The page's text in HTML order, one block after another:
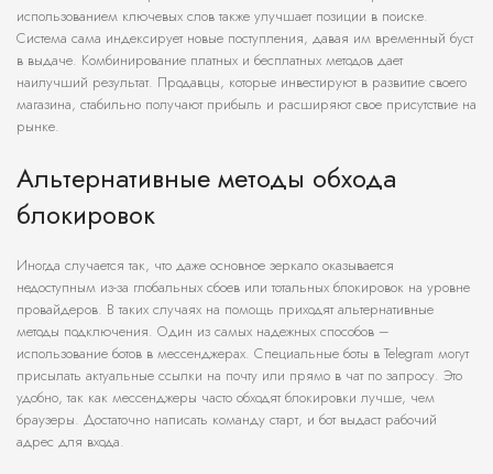
использованием ключевых слов также улучшает позиции в поиске.
Система сама индексирует новые поступления, давая им временный буст
в выдаче. Комбинирование платных и бесплатных методов дает
наилучший результат. Продавцы, которые инвестируют в развитие своего
магазина, стабильно получают прибыль и расширяют свое присутствие на
рынке.
Альтернативные методы обхода
блокировок
Иногда случается так, что даже основное зеркало оказывается
недоступным из-за глобальных сбоев или тотальных блокировок на уровне
провайдеров. В таких случаях на помощь приходят альтернативные
методы подключения. Один из самых надежных способов –
использование ботов в мессенджерах. Специальные боты в Telegram могут
присылать актуальные ссылки на почту или прямо в чат по запросу. Это
удобно, так как мессенджеры часто обходят блокировки лучше, чем
браузеры. Достаточно написать команду старт, и бот выдаст рабочий
адрес для входа.